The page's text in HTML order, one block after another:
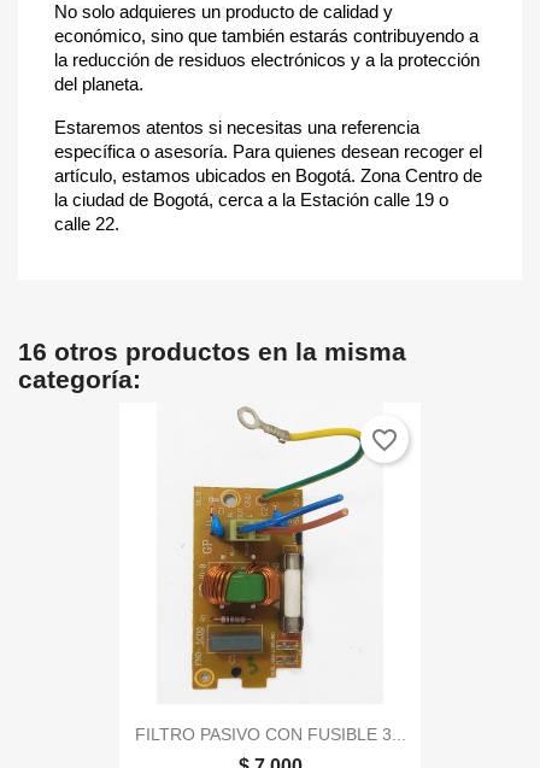
No solo adquieres un producto de calidad y
económico, sino que también estarás contribuyendo a
la reducción de residuos electrónicos y a la protección
del planeta.
Estaremos atentos si necesitas una referencia
específica o asesoría. Para quienes desean recoger el
artículo, estamos ubicados en Bogotá. Zona Centro de
la ciudad de Bogotá, cerca a la Estación calle 19 o
calle 22.
16 otros productos en la misma
categoría:
FILTRO PASIVO CON FUSIBLE 3...
favorite_border